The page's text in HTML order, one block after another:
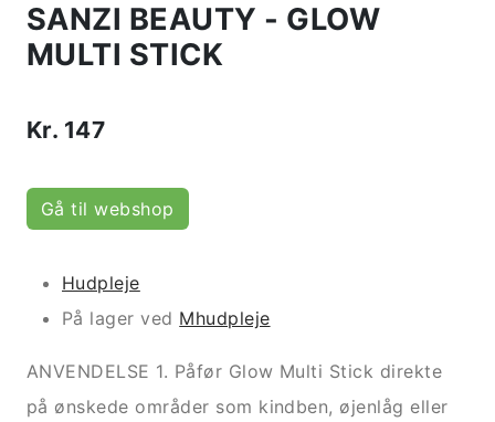
SANZI BEAUTY - GLOW
MULTI STICK
Kr. 147
Gå til webshop
Hudpleje
På lager ved Mhudpleje
ANVENDELSE 1. Påfør Glow Multi Stick direkte
på ønskede områder som kindben, øjenlåg eller